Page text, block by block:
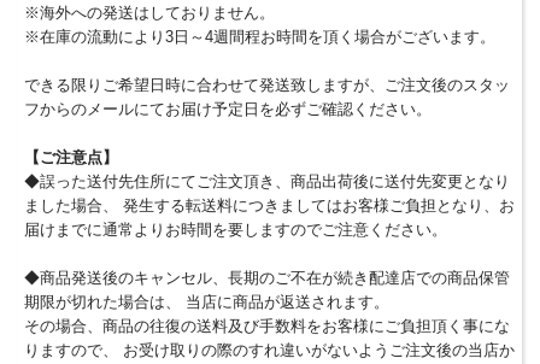
※海外への発送はしておりません。
※在庫の流動により3日～4週間程お時間を頂く場合がございます。
できる限りご希望日時に合わせて発送致しますが、ご注文後のスタッ
フからのメールにてお届け予定日を必ずご確認ください。
【ご注意点】
◆誤った送付先住所にてご注文頂き、商品出荷後に送付先変更となり
ました場合、 発生する転送料につきましてはお客様ご負担となり、お
届けまでに通常よりお時間を要しますのでご注意ください。
◆商品発送後のキャンセル、長期のご不在が続き配達店での商品保管
期限が切れた場合は、 当店に商品が返送されます。
その場合、商品の往復の送料及び手数料をお客様にご負担頂く事にな
りますので、 お受け取りの際のすれ違いがないようご注文後の当店か